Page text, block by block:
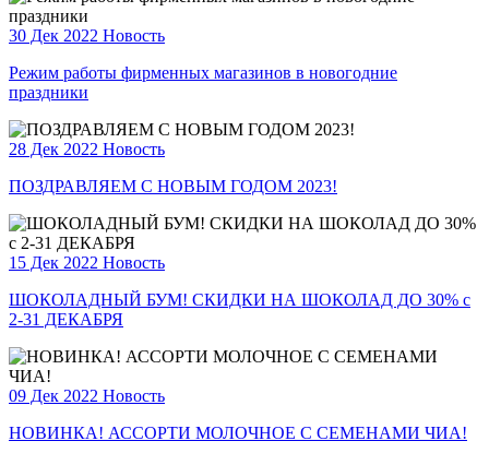
30 Дек 2022 Новость
Режим работы фирменных магазинов в новогодние
праздники
28 Дек 2022 Новость
ПОЗДРАВЛЯЕМ С НОВЫМ ГОДОМ 2023!
15 Дек 2022 Новость
ШОКОЛАДНЫЙ БУМ! СКИДКИ НА ШОКОЛАД ДО 30% с
2-31 ДЕКАБРЯ
09 Дек 2022 Новость
НОВИНКА! АССОРТИ МОЛОЧНОЕ С СЕМЕНАМИ ЧИА!